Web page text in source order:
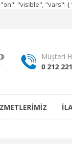
"on": "visible", "vars":
Müşteri
0 212